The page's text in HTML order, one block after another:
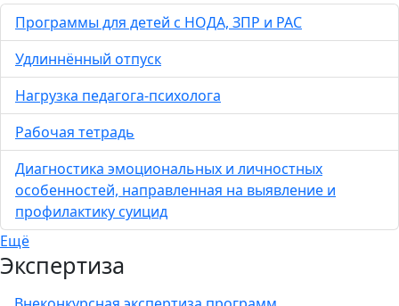
Программы для детей с НОДА, ЗПР и РАС
Удлиннённый отпуск
Нагрузка педагога-психолога
Рабочая тетрадь
Диагностика эмоциональных и личностных
особенностей, направленная на выявление и
профилактику суицид
Ещё
Экспертиза